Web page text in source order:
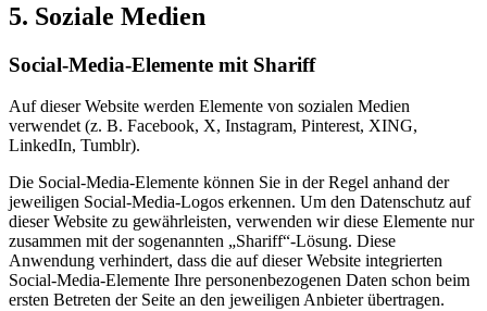
5. Soziale Medien
Social-Media-Elemente mit Shariff
Auf dieser Website werden Elemente von sozialen Medien
verwendet (z. B. Facebook, X, Instagram, Pinterest, XING,
LinkedIn, Tumblr).
Die Social-Media-Elemente können Sie in der Regel anhand der
jeweiligen Social-Media-Logos erkennen. Um den Datenschutz auf
dieser Website zu gewährleisten, verwenden wir diese Elemente nur
zusammen mit der sogenannten „Shariff“-Lösung. Diese
Anwendung verhindert, dass die auf dieser Website integrierten
Social-Media-Elemente Ihre personenbezogenen Daten schon beim
ersten Betreten der Seite an den jeweiligen Anbieter übertragen.